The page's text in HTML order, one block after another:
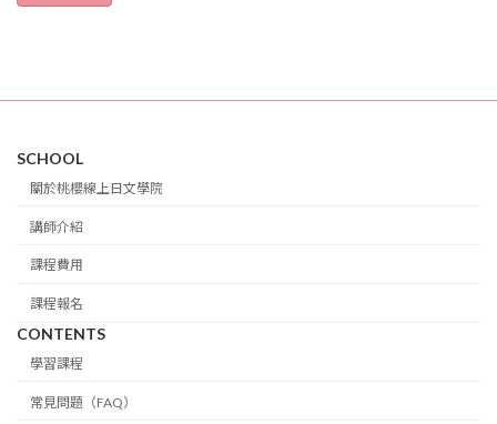
SCHOOL
關於桃櫻線上日文學院
講師介紹
課程費用
課程報名
CONTENTS
學習課程
常見問題（FAQ）